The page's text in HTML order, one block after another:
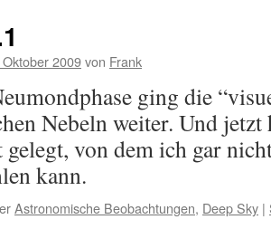
2009von Frank
ging die
Nebeln weiter. Und
von dem ich gar
kann.
Astronomische Beobachtungen, Deep Sky |